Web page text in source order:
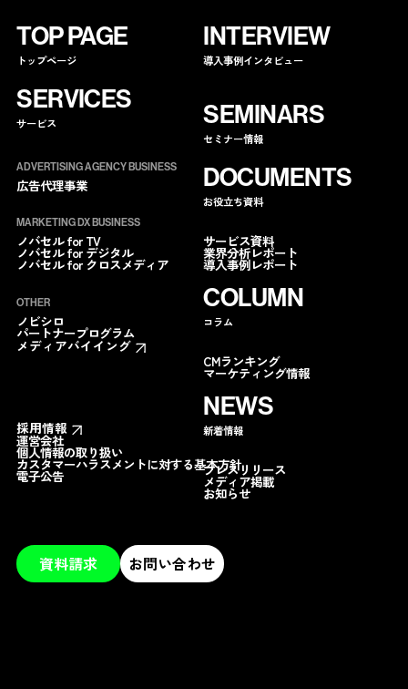
TOP PAGE
トップページ
INTERVIEW
導入事例インタビュー
COLUMN
コラム
CMランキング
マーケティング情報
SERVICES
サービス
ADVERTISING AGENCY BUSINESS
広告代理事業
MARKETING DX BUSINESS
ノバセル for TV
ノバセル for デジタル
ノバセル for クロスメディア
OTHER
ノビシロ
パートナープログラム
メディアバイイング
NEWS
新着情報
プレスリリース
メディア掲載
お知らせ
SEMINARS
セミナー情報
DOCUMENTS
お役立ち資料
サービス資料
業界分析レポート
導入事例レポート
採用情報
運営会社
個人情報の取り扱い
カスタマーハラスメントに対する基本方針
電子公告
資料請求 お問い合わせ